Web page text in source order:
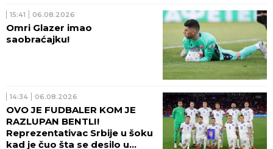
15:41 06.08.2026
Omri Glazer imao
saobraćajku!
14:34 06.08.2026
OVO JE FUDBALER KOM JE
RAZLUPAN BENTLI!
Reprezentativac Srbije u šoku
kad je čuo šta se desilo u